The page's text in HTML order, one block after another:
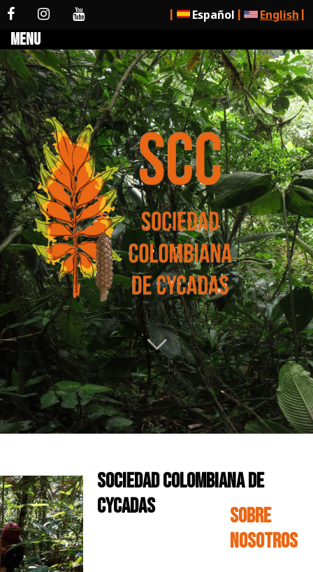
Español English
Menu
SOCIEDAD COLOMBIANA DE
CYCADAS
SOBRE
NOSOTROS